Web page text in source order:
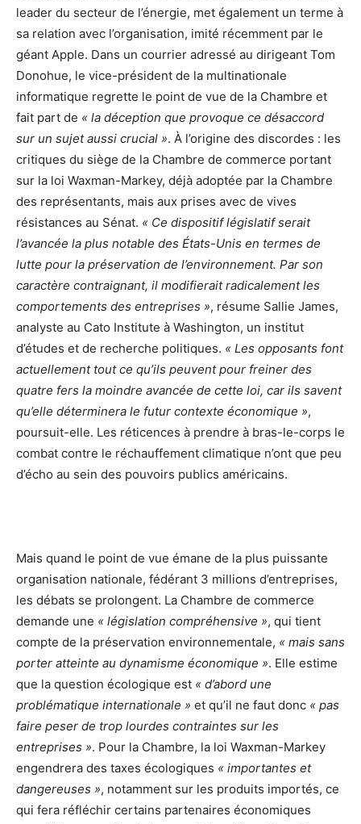
leader du secteur de l’énergie, met également un terme à
sa relation avec l’organisation, imité récemment par le
géant Apple. Dans un courrier adressé au dirigeant Tom
Donohue, le vice-président de la multinationale
informatique regrette le point de vue de la Chambre et
fait part de « la déception que provoque ce désaccord
sur un sujet aussi crucial ». À l’origine des discordes : les
critiques du siège de la Chambre de commerce portant
sur la loi Waxman-Markey, déjà adoptée par la Chambre
des représentants, mais aux prises avec de vives
résistances au Sénat. « Ce dispositif législatif serait
l’avancée la plus notable des États-Unis en termes de
lutte pour la préservation de l’environnement. Par son
caractère contraignant, il modifierait radicalement les
comportements des entreprises », résume Sallie James,
analyste au Cato Institute à Washington, un institut
d’études et de recherche politiques. « Les opposants font
actuellement tout ce qu’ils peuvent pour freiner des
quatre fers la moindre avancée de cette loi, car ils savent
qu’elle déterminera le futur contexte économique »,
poursuit-elle. Les réticences à prendre à bras-le-corps le
combat contre le réchauffement climatique n’ont que peu
d’écho au sein des pouvoirs publics américains.
Mais quand le point de vue émane de la plus puissante
organisation nationale, fédérant 3 millions d’entreprises,
les débats se prolongent. La Chambre de commerce
demande une « législation compréhensive », qui tient
compte de la préservation environnementale, « mais sans
porter atteinte au dynamisme économique ». Elle estime
que la question écologique est « d’abord une
problématique internationale » et qu’il ne faut donc « pas
faire peser de trop lourdes contraintes sur les
entreprises ». Pour la Chambre, la loi Waxman-Markey
engendrera des taxes écologiques « importantes et
dangereuses », notamment sur les produits importés, ce
qui fera réfléchir certains partenaires économiques